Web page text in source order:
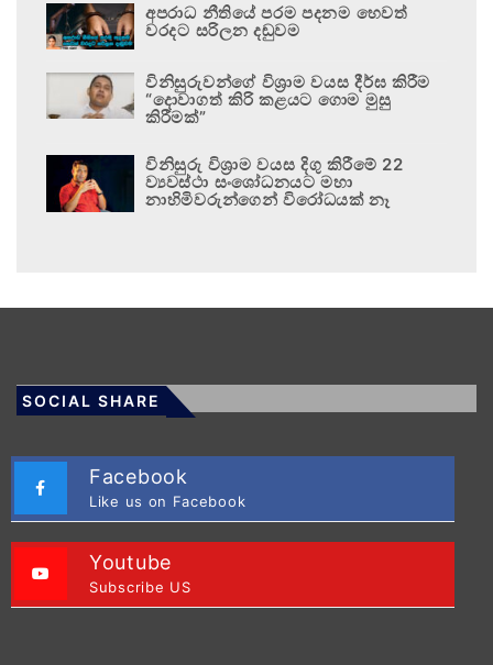
අපරාධ නීතියේ පරම පදනම හෙවත්
වරදට සරිලන දඬුවම
විනිසුරුවන්ගේ විශ්‍රාම වයස දීර්ඝ කිරීම
“දොවාගත් කිරි කළයට ගොම මුසු
කිරීමක්”
විනිසුරු විශ්‍රාම වයස දිගු කිරීමේ 22
ව්‍යවස්ථා සංශෝධනයට මහා
නාහිමිවරුන්ගෙන් විරෝධයක් නෑ
SOCIAL SHARE
Facebook
Like us on Facebook
Youtube
Subscribe US